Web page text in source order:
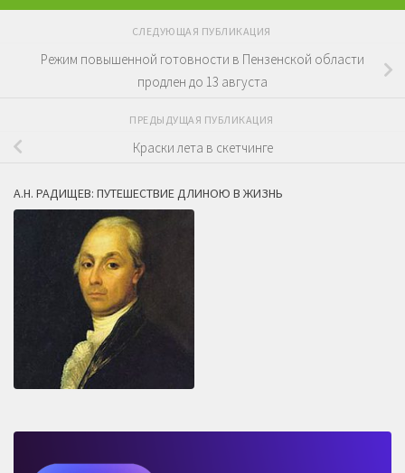
СЛЕДУЮЩАЯ ПУБЛИКАЦИЯ
Режим повышенной готовности в Пензенской области
продлен до 13 августа
ПРЕДЫДУЩАЯ ПУБЛИКАЦИЯ
Краски лета в скетчинге
А.Н. РАДИЩЕВ: ПУТЕШЕСТВИЕ ДЛИНОЮ В ЖИЗНЬ